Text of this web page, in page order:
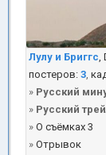
Лулу и Бриггс,
постеров: 3,
» Русский
» Русский
» О съёмках 3
» Отрывок